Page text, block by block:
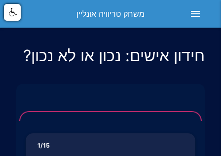
menu משחק טריוויה אונליין
חידון אישים: נכון או לא נכון?
1/15